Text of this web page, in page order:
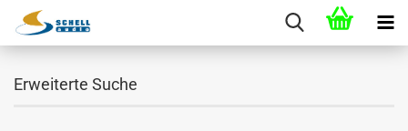
Erweiterte Suche